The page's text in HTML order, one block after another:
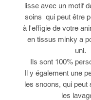
lisse avec un motif
soins qui peut être
à l'effigie de votre
en tissus minky a
uni.
Ils sont 100%
Il y également une
les snoons, qui peut
les